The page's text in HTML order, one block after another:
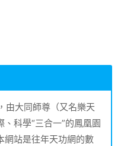
由大同師尊（又名樂天
科學“三合一”的鳳凰園
網站是往年天功網的數